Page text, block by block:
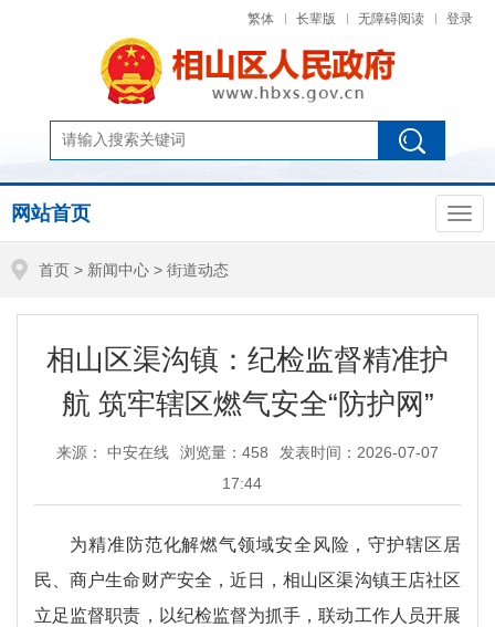
繁体 长辈版 无障碍阅读 登录
网站首页
首页 > 新闻中心 > 街道动态
相山区渠沟镇：纪检监督精准护
航 筑牢辖区燃气安全“防护网”
来源： 中安在线 浏览量： 458
发表时间：2026-07-07
17:44
为精准防范化解燃气领域安全风险，守护辖区居
民、商户生命财产安全，近日，相山区渠沟镇王店社区
立足监督职责，以纪检监督为抓手，联动工作人员开展